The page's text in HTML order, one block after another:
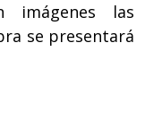
imágenes las
se presentará